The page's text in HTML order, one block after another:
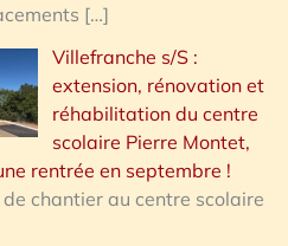
[…]
Villefranche s/S :
extension, rénovation et
réhabilitation du centre
scolaire Pierre Montet,
rentrée en septembre !
chantier au centre scolaire